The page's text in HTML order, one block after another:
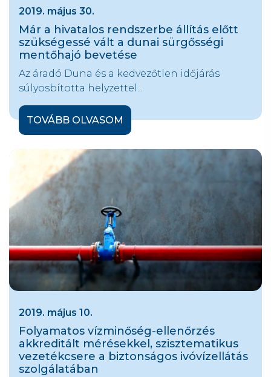
2019. május 30.
Már a hivatalos rendszerbe állítás előtt
szükségessé vált a dunai sürgősségi
mentőhajó bevetése
Az áradó Duna és a kedvezőtlen időjárás
súlyosbította helyzettel...
TOVÁBB OLVASOM
2019. május 10.
Folyamatos vízminőség-ellenőrzés
akkreditált mérésekkel, szisztematikus
vezetékcsere a biztonságos ivóvízellátás
szolgálatában